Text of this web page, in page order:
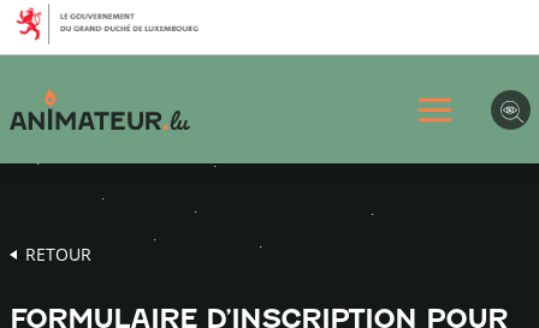
Aller
au
menu
principal
Aller
au
contenu
Aller
au
pied
page
RETOUR
FORMULAIRE D’INSCRIPTION POUR